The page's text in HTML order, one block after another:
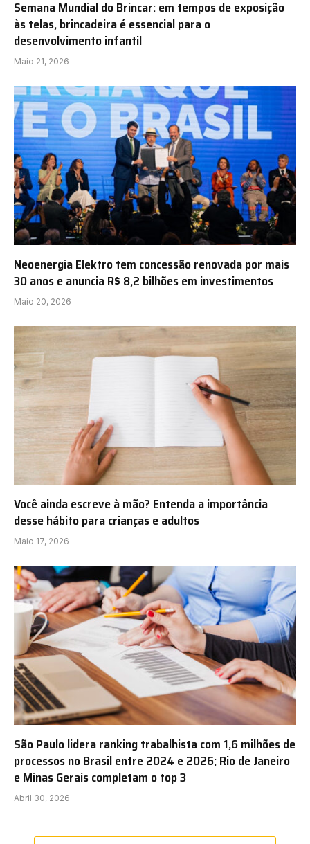
Semana Mundial do Brincar: em tempos de exposição
às telas, brincadeira é essencial para o
desenvolvimento infantil
Maio 21, 2026
Neoenergia Elektro tem concessão renovada por mais
30 anos e anuncia R$ 8,2 bilhões em investimentos
Maio 20, 2026
Você ainda escreve à mão? Entenda a importância
desse hábito para crianças e adultos
Maio 17, 2026
São Paulo lidera ranking trabalhista com 1,6 milhões de
processos no Brasil entre 2024 e 2026; Rio de Janeiro
e Minas Gerais completam o top 3
Abril 30, 2026